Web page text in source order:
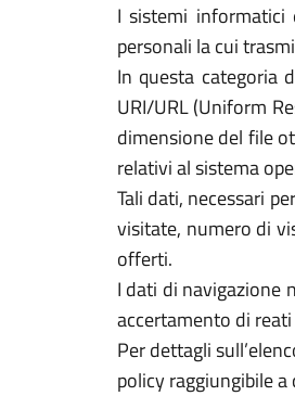
I sistemi informatici
personali la cui
In questa categoria
URI/URL (Uniform
dimensione del file
relativi al sistema
Tali dati, necessari
visitate, numero di
offerti.
I dati di navigazione
accertamento di
Per dettagli
policy raggiungibile